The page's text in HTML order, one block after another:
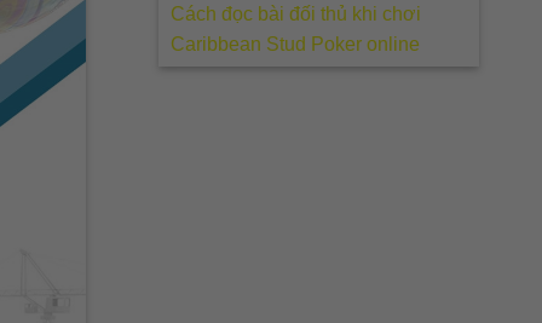
Cách đọc bài đối thủ khi chơi
Caribbean Stud Poker online